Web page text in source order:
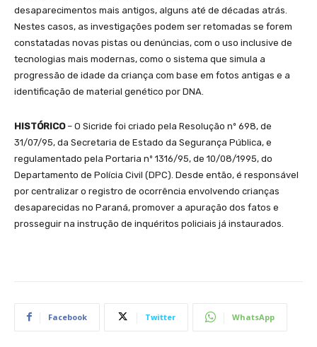
desaparecimentos mais antigos, alguns até de décadas atrás.
Nestes casos, as investigações podem ser retomadas se forem
constatadas novas pistas ou denúncias, com o uso inclusive de
tecnologias mais modernas, como o sistema que simula a
progressão de idade da criança com base em fotos antigas e a
identificação de material genético por DNA.
HISTÓRICO– O Sicride foi criado pela Resolução nº 698, de
31/07/95, da Secretaria de Estado da Segurança Pública, e
regulamentado pela Portaria nº 1316/95, de 10/08/1995, do
Departamento de Polícia Civil (DPC). Desde então, é responsável
por centralizar o registro de ocorrência envolvendo crianças
desaparecidas no Paraná, promover a apuração dos fatos e
prosseguir na instrução de inquéritos policiais já instaurados.
Facebook Twitter WhatsApp